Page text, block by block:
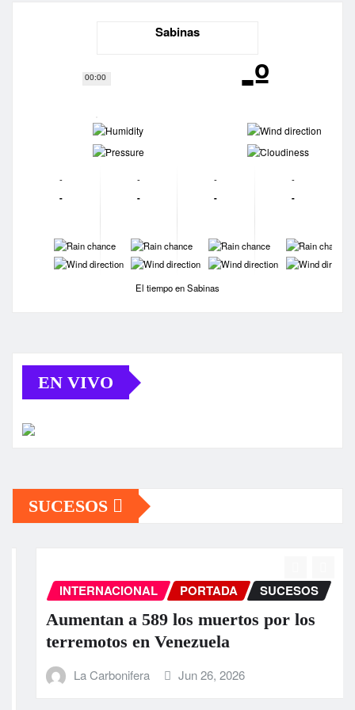
00:00
Sabinas
-º
-
-
-
-
-
-
-
-
-
-
-
-
-
-
-
-
-
-
-
-
El tiempo en Sabinas
EN VIVO
SUCESOS
INTERNACIONAL PORTADA SUCESOS
Aumentan a 589 los muertos por los
terremotos en Venezuela
La Carbonifera Jun 26, 2026